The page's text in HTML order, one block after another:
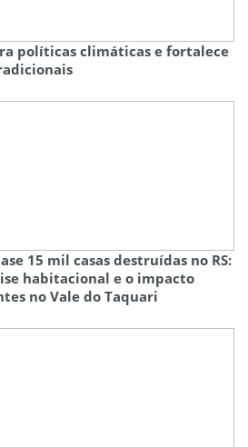
políticas climáticas e fortalece
15 mil casas destruídas no RS:
habitacional e o impacto
no Vale do Taquari